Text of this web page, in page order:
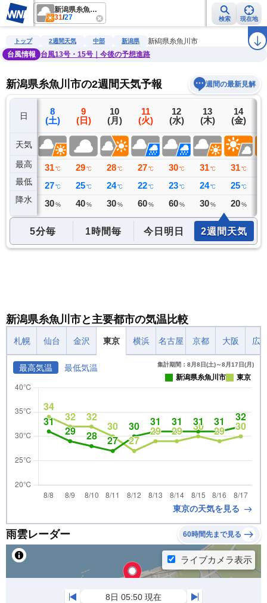
新潟県糸魚川市
31/27 検索 現在地
雨雲レーダー 台風情報 地震情報 警報・注意報 ラ
トップ 2週間天気 中部 新潟県
新潟県糸魚川市
台風情報
台風13号・15号｜今後の予想進路
新潟県糸魚川市の2週間天気予報 週間の最新見解
日
天気
最高
最低
降水
7
(金)
32 ℃
26 ℃
0 ミリ
8
(土)
31 ℃
27 ℃
30 %
9
(日)
29 ℃
25 ℃
40 %
10
(月)
28 ℃
24 ℃
30 %
11
(火)
27 ℃
22 ℃
60 %
12
(水)
30 ℃
23 ℃
60 %
13
(木)
31 ℃
24 ℃
30 %
14
(金)
31 ℃
25 ℃
20 %
5分毎 1時間毎 今日明日 2週間天気
新潟県糸魚川市と主要都市の気温比較
札幌 仙台 金沢 東京 横浜 名古屋 京都 大阪 広
最高気温 最低気温 集計期間：8月8日(土)～8月17日(月)
新潟県糸魚川市 東京
東京の天気を見る
雨雲レーダー 60時間先まで見る